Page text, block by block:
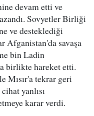
devam etti ve
Sovyetler Birliği
ve desteklediği
Afganistan'da savaşa
bin Ladin
birlikte hareket etti.
Mısır'a tekrar geri
yanlısı
karar verdi.